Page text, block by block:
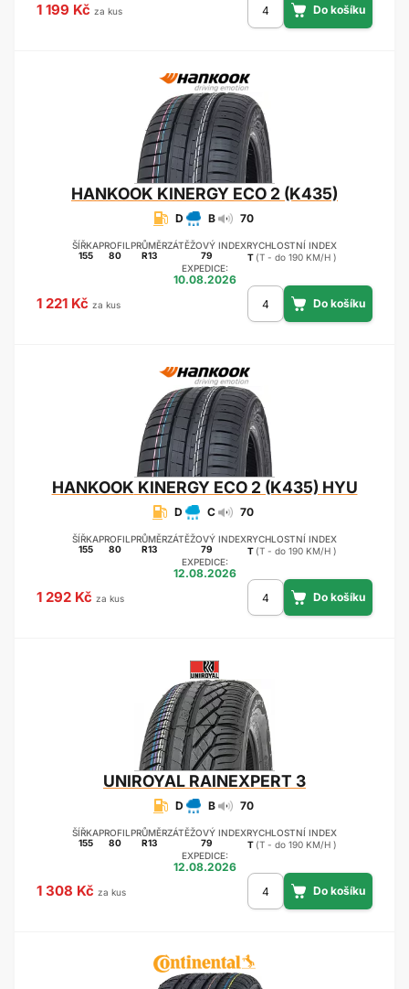
1 199 Kč za kus
HANKOOK KINERGY ECO 2 (K435)
D B 70
ŠÍŘKA
155
PROFIL
80
PRŮMĚR
R13
ZÁTĚŽOVÝ INDEX
79
RYCHLOSTNÍ INDEX
T (T - do 190 KM/H )
EXPEDICE:
10.08.2026
1 221 Kč za kus
HANKOOK KINERGY ECO 2 (K435) HYU
D C 70
ŠÍŘKA
155
PROFIL
80
PRŮMĚR
R13
ZÁTĚŽOVÝ INDEX
79
RYCHLOSTNÍ INDEX
T (T - do 190 KM/H )
EXPEDICE:
12.08.2026
1 292 Kč za kus
UNIROYAL RAINEXPERT 3
D B 70
ŠÍŘKA
155
PROFIL
80
PRŮMĚR
R13
ZÁTĚŽOVÝ INDEX
79
RYCHLOSTNÍ INDEX
T (T - do 190 KM/H )
EXPEDICE:
12.08.2026
1 308 Kč za kus